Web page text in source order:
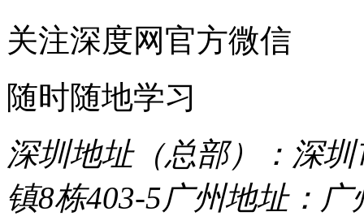
关注深度网官方微信
随时随地学习
深圳地址（总部）：深
镇8栋403-5广州地址：